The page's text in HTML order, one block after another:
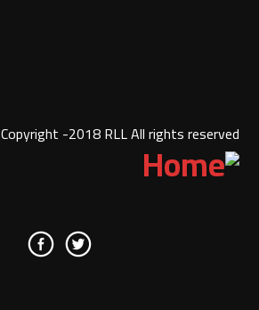
Copyright -2018 RLL All rights reserved